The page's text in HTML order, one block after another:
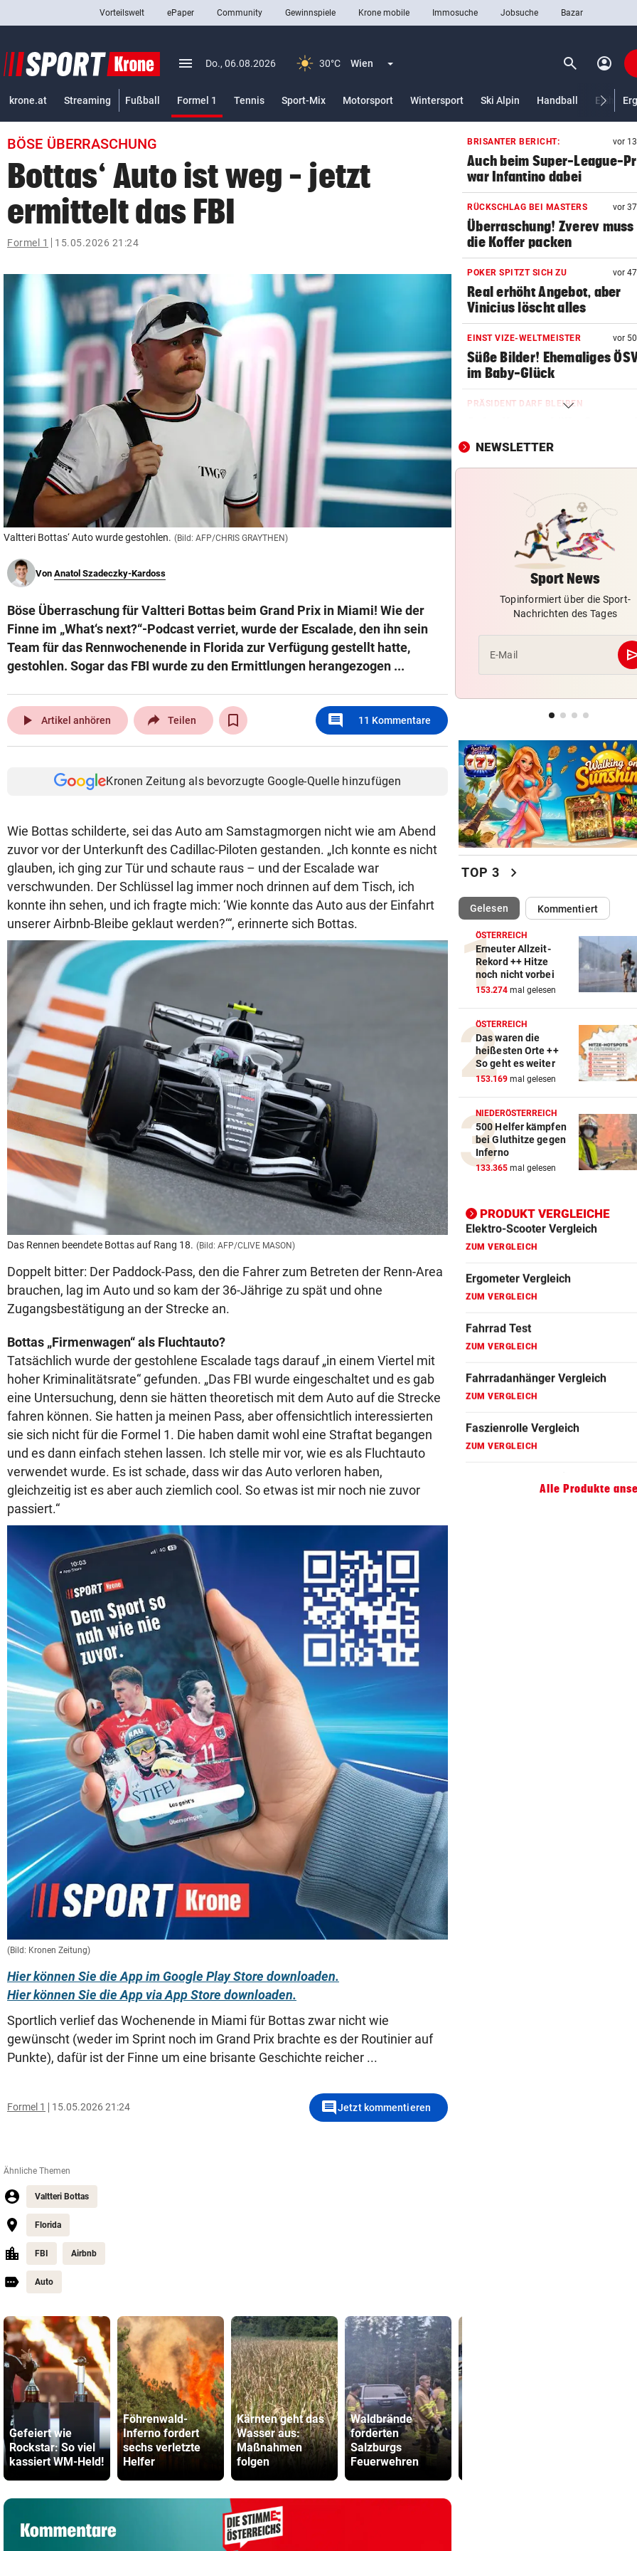
closeSchließen
Abonnieren
arrow_right
pin_drop
bookmark
search
Suchbegriff
© Krone Multimedia GmbH & Co KG 2026
Muthgasse 2, 1190 Wien
Vorteilswelt ePaper Community Gewinnspiele Krone mobile Immosuche Jobsuche Bazar
menu Menü aufklappen
Do., 06.08.2026 30°C Wien Menü aufklappen search Suchen
account_circle
krone.at Streaming Fußball Formel 1
Tennis
Sport-Mix Motorsport Wintersport Ski Alpin Handball
BÖSE ÜBERRASCHUNG
Bottas‘ Auto ist weg – jetzt
ermittelt das FBI
Formel 1 15.05.2026 21:24
Valtteri Bottas‘ Auto wurde gestohlen. (Bild: AFP/CHRIS GRAYTHEN)
Von Anatol Szadeczky-Kardoss
Böse Überraschung für Valtteri Bottas beim Grand Prix in Miami! Wie der
Finne im „What‘s next?“-Podcast verriet, wurde der Escalade, den ihn sein
Team für das Rennwochenende in Florida zur Verfügung gestellt hatte,
gestohlen. Sogar das FBI wurde zu den Ermittlungen herangezogen ...
play_arrow Artikel anhören Teilen comment 11 Kommentare
Kronen Zeitung als bevorzugte Google-Quelle hinzufügen
Wie Bottas schilderte, sei das Auto am Samstagmorgen nicht wie am Abend
zuvor vor der Unterkunft des Cadillac-Piloten gestanden. „Ich konnte es nicht
glauben, ich ging zur Tür und schaute raus – und der Escalade war
verschwunden. Der Schlüssel lag immer noch drinnen auf dem Tisch, ich
konnte ihn sehen, und ich fragte mich: ‘Wie konnte das Auto aus der Einfahrt
unserer Airbnb-Bleibe geklaut werden?‘“, erinnerte sich Bottas.
Das Rennen beendete Bottas auf Rang 18. (Bild: AFP/CLIVE MASON)
Doppelt bitter: Der Paddock-Pass, den die Fahrer zum Betreten der Renn-Area
brauchen, lag im Auto und so kam der 36-Jährige zu spät und ohne
Zugangsbestätigung an der Strecke an.
Bottas „Firmenwagen“ als Fluchtauto?
Tatsächlich wurde der gestohlene Escalade tags darauf „in einem Viertel mit
hoher Kriminalitätsrate“ gefunden. „Das FBI wurde eingeschaltet und es gab
eine Untersuchung, denn sie hätten theoretisch mit dem Auto auf die Strecke
fahren können. Sie hatten ja meinen Pass, aber offensichtlich interessierten
sie sich nicht für die Formel 1. Die haben damit wohl eine Straftat begangen
und es dann einfach stehen lassen. Ich stelle mir vor, wie es als Fluchtauto
verwendet wurde. Es ist schade, dass wir das Auto verloren haben,
gleichzeitig ist es aber auch ziemlich cool. So etwas ist mir noch nie zuvor
passiert.“
(Bild: Kronen Zeitung)
Hier können Sie die App im Google Play Store downloaden.
Hier können Sie die App via App Store downloaden.
Sportlich verlief das Wochenende in Miami für Bottas zwar nicht wie
gewünscht (weder im Sprint noch im Grand Prix brachte es der Routinier auf
Punkte), dafür ist der Finne um eine brisante Geschichte reicher ...
Formel 1 15.05.2026 21:24 commentJetzt kommentieren
Ähnliche Themen
Valtteri Bottas
Florida
FBI Airbnb
Auto
Gefeiert wie
Rockstar: So viel
kassiert WM-Held!
Föhrenwald-
Inferno fordert
sechs verletzte
Helfer
Kärnten geht das
Wasser aus:
Maßnahmen
folgen
Waldbrände
forderten
Salzburgs
Feuerwehren
BRISANTER BERICHT: vor
Auch beim Super-League-
war Infantino dabei
RÜCKSCHLAG BEI MASTERS vor
Überraschung! Zverev
die Koffer packen
POKER SPITZT SICH ZU vor
Real erhöht Angebot, aber
Vinicius löscht alles
EINST VIZE-WELTMEISTER vor
Süße Bilder! Ehemaliges
im Baby-Glück
PRÄSIDENT DARF BLEIBEN
FIFA Infantino
KONSEQUENZEN GEFORDERT
bei WM-Teilnehmer!
BEI SEINEM NEO-KLUB
Gefeiert wie Rockstar: So
kassiert WM-Held!
ASLY NACH ASIEN CUP
Iranische Spielerinnen in
Australien eingebürgert
drei auf der Lauer
In Saalfelden erwartet!
vor RB-Wechsel
NEWSLETTER
Sport News
Topinformiert über die Sport-
Nachrichten des Tages
E-Mail
TOP 3 chevron_right
Gelesen(ausgewählt)Kommentiert
ÖSTERREICH
Erneuter Allzeit-
Rekord ++ Hitze
noch nicht vorbei
153.274 mal gelesen
ÖSTERREICH
Das waren die
heißesten Orte ++
So geht es weiter
153.169 mal gelesen
NIEDERÖSTERREICH
500 Helfer kämpfen
bei Gluthitze gegen
Inferno
133.365 mal gelesen
PRODUKT VERGLEICHE
Action-Cam Vergleich
ZUM VERGLEICH
Crosstrainer Vergleich
ZUM VERGLEICH
ZUM VERGLEICH
Elektro-Scooter Vergleich
ZUM VERGLEICH
ZUM VERGLEICH
Fahrradanhänger Vergleich
Hoverboard Vergleich
Kinderfahrrad Vergleich
Alle Produkte